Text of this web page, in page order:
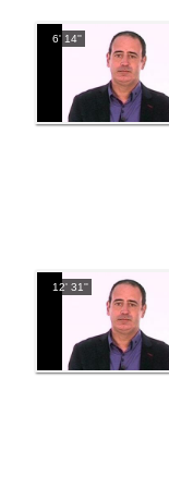
6' 14''
12' 31''